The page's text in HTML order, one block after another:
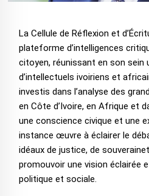
La Cellule de Réflexion et
plateforme d’intelligences
citoyen, réunissant en son sein
d’intellectuels ivoiriens et
investis dans l’analyse des
en Côte d’Ivoire, en Afrique et
une conscience civique et une
instance œuvre à éclairer le
idéaux de justice, de
promouvoir une vision éclairée
politique et sociale.